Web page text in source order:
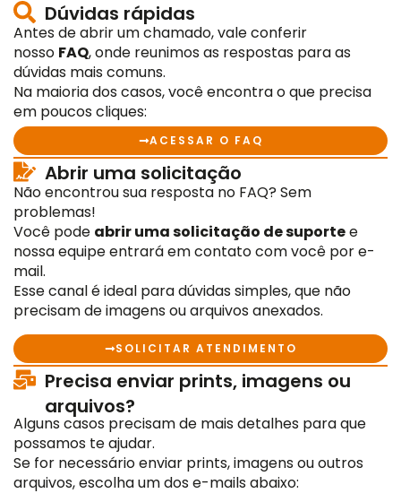
MINHA CONTA
Dúvidas rápidas
Antes de abrir um chamado, vale conferir
nosso FAQ, onde reunimos as respostas para as
dúvidas mais comuns.
Na maioria dos casos, você encontra o que precisa
em poucos cliques:
ACESSAR O FAQ
Abrir uma solicitação
Não encontrou sua resposta no FAQ? Sem
problemas!
Você pode abrir uma solicitação de suportee
nossa equipe entrará em contato com você por e-
mail.
Esse canal é ideal para dúvidas simples, que não
precisam de imagens ou arquivos anexados.
SOLICITAR ATENDIMENTO
Precisa enviar prints, imagens ou
arquivos?
Alguns casos precisam de mais detalhes para que
possamos te ajudar.
Se for necessário enviar prints, imagens ou outros
arquivos, escolha um dos e-mails abaixo: